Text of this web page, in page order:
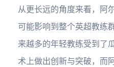
从更长远的角度来看，阿
可能影响到整个英超教练
来越多的年轻教练受到了
术上做出创新与突破，而